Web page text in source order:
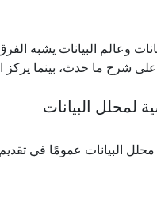
وعالم البيانات يشبه
شرح ما حدث، بينما يركز
لمحلل البيانات
محلل البيانات عمومًا في